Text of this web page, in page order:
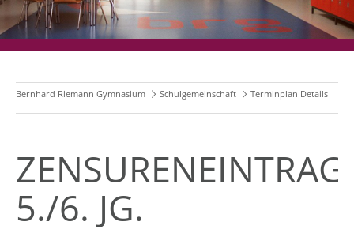
Bernhard Riemann Gymnasium Schulgemeinschaft Terminplan Details
ZENSURENEINTRAG
5./6. JG.